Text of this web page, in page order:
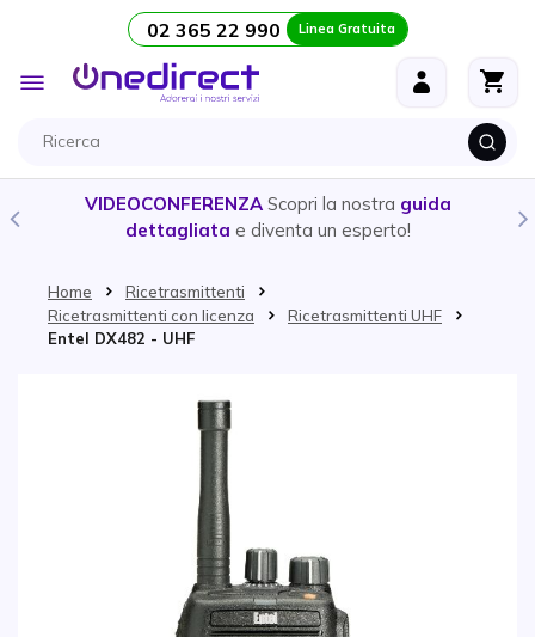
Salta al contenuto 02 365 22 990 Linea Gratuita
Toggle
Nav
VIDEOCONFERENZA Scopri la nostra guida
dettagliata e diventa un esperto!
Home
Ricetrasmittenti
Ricetrasmittenti con licenza
Ricetrasmittenti UHF
Entel DX482 - UHF